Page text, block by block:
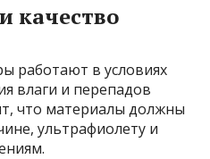
качество
работают в условиях
влаги и перепадов
что материалы должны
ультрафиолету и